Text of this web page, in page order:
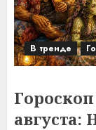
В тренде
августа: